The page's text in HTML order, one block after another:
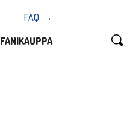
FAQ
FANIKAUPPA